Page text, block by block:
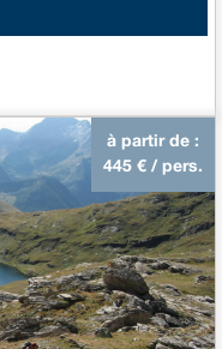
à partir de :
445 € / pers.